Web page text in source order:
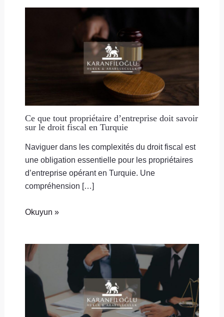
Ce que tout propriétaire d’entreprise doit savoir
sur le droit fiscal en Turquie
Naviguer dans les complexités du droit fiscal est
une obligation essentielle pour les propriétaires
d’entreprise opérant en Turquie. Une
compréhension […]
Okuyun »